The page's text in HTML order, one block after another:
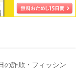
の詐欺・フィッシン